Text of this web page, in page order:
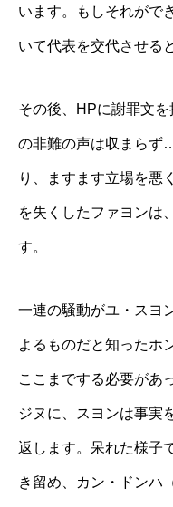
います。もしそれがで
いて代表を交代させる
その後、HPに謝罪文
の非難の声は収まらず
り、ますます立場を悪
を失くしたファヨンは
す。
一連の騒動がユ・スヨ
よるものだと知ったホ
ここまでする必要があ
ジヌに、スヨンは事実
返します。呆れた様子
き留め、カン・ドンハ